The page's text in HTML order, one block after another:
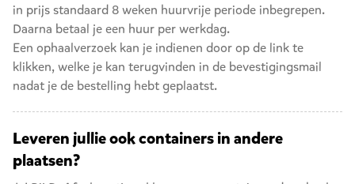
in prijs standaard 8 weken huurvrije periode inbegrepen.
Daarna betaal je een huur per werkdag.
Een ophaalverzoek kan je indienen door op de link te
klikken, welke je kan terugvinden in de bevestigingsmail
nadat je de bestelling hebt geplaatst.
Leveren jullie ook containers in andere
plaatsen?